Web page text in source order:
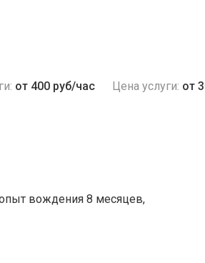
от 400 руб/час Цена услуги: от
вождения 8 месяцев,